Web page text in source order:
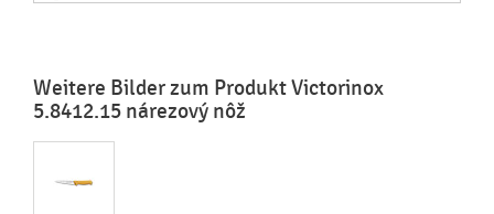
Weitere Bilder zum Produkt Victorinox
5.8412.15 nárezový nôž